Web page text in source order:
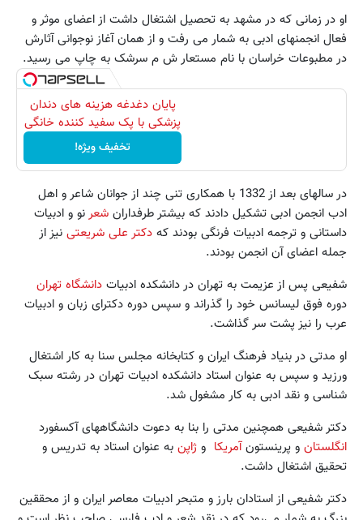
او در زمانی که در مشهد به تحصیل اشتغال داشت از اعضای موثر و
فعال انجمنهای ادبی به شمار می رفت و از همان آغاز نوجوانی آثارش
در مطبوعات خراسان با نام مستعار ش م سرشک به چاپ می رسید.
پایان دغدغه هزینه های دندان
پزشکی با پک سفید کننده خانگی
تخفیف ویژه!
در سالهای بعد از 1332 با همکاری تنی چند از جوانان شاعر و اهل
ادب انجمن ادبی تشکیل دادند که بیشتر طرفداران شعرنو و ادبیات
داستانی و ترجمه ادبیات فرنگی بودند که دکتر علی شریعتی نیز از
جمله اعضای آن انجمن بودند.
شفیعی پس از عزیمت به تهران در دانشکده ادبیات دانشگاه تهران
دوره فوق لیسانس خود را گذراند و سپس دوره دکترای زبان و ادبیات
عرب را نیز پشت سر گذاشت.
او مدتی در بنیاد فرهنگ ایران و کتابخانه مجلس سنا به کار اشتغال
ورزید و سپس به عنوان استاد دانشکده ادبیات تهران در رشته سبک
شناسی و نقد ادبی به کار مشغول شد.
دکتر شفیعی همچنین مدتی را بنا به دعوت دانشگاههای آکسفورد
انگلستان و پرینستونآمریکا و ژاپن به عنوان استاد به تدریس و
تحقیق اشتغال داشت.
دکتر شفیعی از استادان بارز و متبحر ادبیات معاصر ایران و از محققین